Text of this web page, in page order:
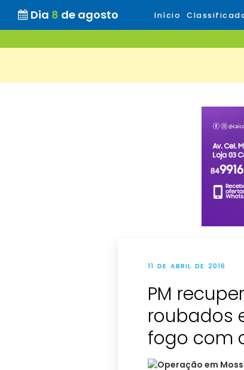
Dia 8 de agosto Início
11 DE ABRIL DE 2016
PM
roubados